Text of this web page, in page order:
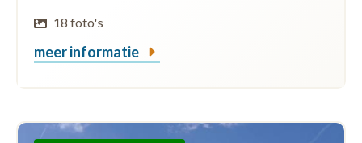
18 foto's
meer informatie